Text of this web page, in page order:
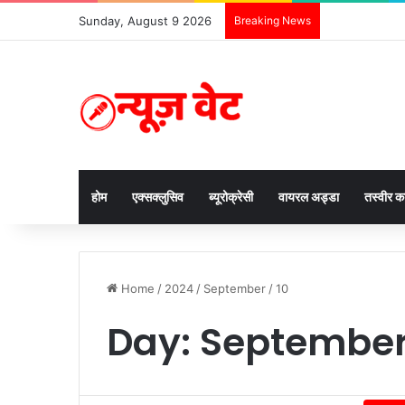
Sunday, August 9 2026 Breaking News
होम एक्सक्लुसिव ब्यूरोक्रेसी वायरल अड्डा तस्वीर
Home / 2024 / September /10
Day: